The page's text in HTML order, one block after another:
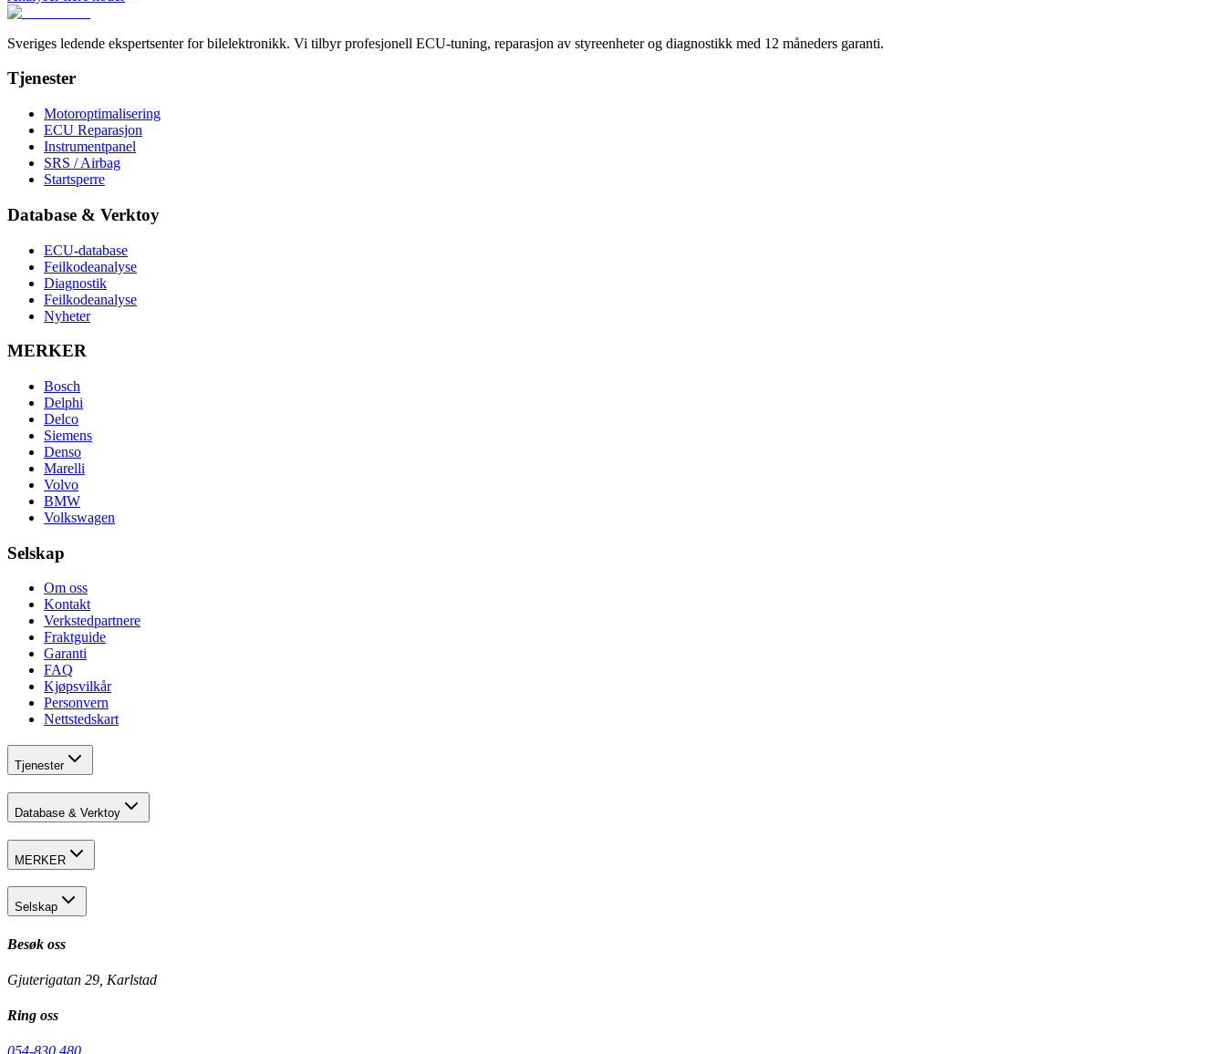
Sveriges ledende ekspertsenter for bilelektronikk. Vi tilbyr profesjonell ECU-tuning, reparasjon av styreenheter og diagnostikk med 12 måneders garanti.
Tjenester
Motoroptimalisering
ECU Reparasjon
Instrumentpanel
SRS / Airbag
Startsperre
Database & Verktoy
ECU-database
Feilkodeanalyse
Diagnostik
Feilkodeanalyse
Nyheter
MERKER
Bosch
Delphi
Delco
Siemens
Denso
Marelli
Volvo
BMW
Volkswagen
Selskap
Om oss
Kontakt
Verkstedpartnere
Fraktguide
Garanti
FAQ
Kjøpsvilkår
Personvern
Nettstedskart
Tjenester
Database & Verktoy
MERKER
Selskap
Besøk oss
Gjuterigatan 29, Karlstad
Ring oss